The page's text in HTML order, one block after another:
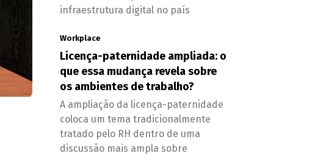
infraestrutura digital no país
Workplace
Licença-paternidade ampliada: o
que essa mudança revela sobre
os ambientes de trabalho?
A ampliação da licença-paternidade
coloca um tema tradicionalmente
tratado pelo RH dentro de uma
discussão mais ampla sobre